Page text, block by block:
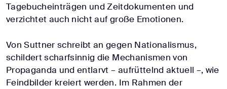
Tagebucheinträgen und Zeitdokumenten und
verzichtet auch nicht auf große Emotionen.
Von Suttner schreibt an gegen Nationalismus,
schildert scharfsinnig die Mechanismen von
Propaganda und entlarvt – aufrüttelnd aktuell –, wie
Feindbilder kreiert werden. Im Rahmen der